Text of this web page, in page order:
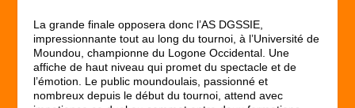
La grande finale opposera donc l’AS DGSSIE,
impressionnante tout au long du tournoi, à l’Université de
Moundou, championne du Logone Occidental. Une
affiche de haut niveau qui promet du spectacle et de
l’émotion. Le public moundoulais, passionné et
nombreux depuis le début du tournoi, attend avec